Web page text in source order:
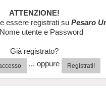
ATTENZIONE!
essere registrati su Pesaro
utente e Password
Già registrato?
... oppure Registrati!